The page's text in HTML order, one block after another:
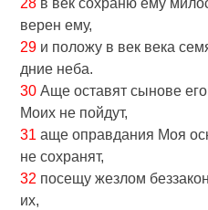
28 в век сохраню eму
верен eму,
29 и положу в век века
дние неба.
30 Аще оставят сынове
Моих не пойдут,
31 аще оправдания Моя
не сохранят,
32 посещу жезлом
их,